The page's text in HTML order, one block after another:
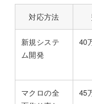
対応方法
新規システ
ム開発
40
マクロの全
45